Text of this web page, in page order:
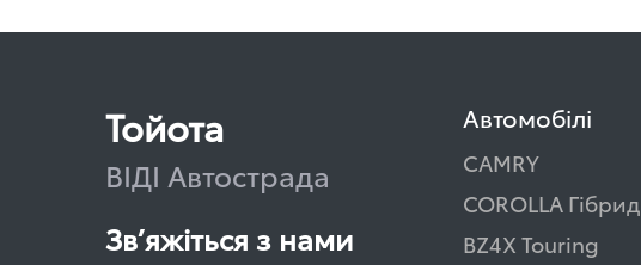
Тойота
ВІДІ Автострада
Зв’яжіться з нами
Автомобілі
CAMRY
COROLLA Гібрид
BZ4X Touring